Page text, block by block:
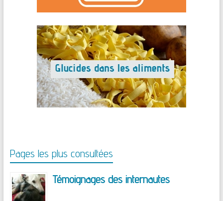
Pages les plus consultées
Témoignages des internautes